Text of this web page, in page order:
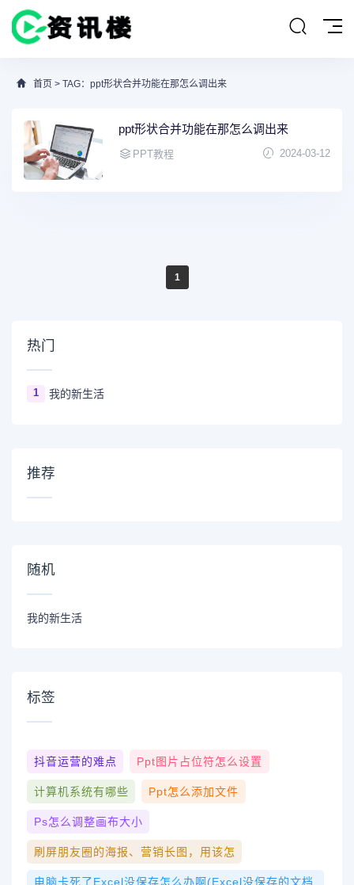
首页 > TAG：ppt形状合并功能在那怎么调出来
ppt形状合并功能在那怎么调出来
PPT教程 2024-03-12
1
热门
1 我的新生活
推荐
随机
我的新生活
标签
抖音运营的难点 Ppt图片占位符怎么设置
计算机系统有哪些 Ppt怎么添加文件
Ps怎么调整画布大小
刷屏朋友圈的海报、营销长图，用该怎
电脑卡死了excel没保存怎么办啊(excel没保存的文档